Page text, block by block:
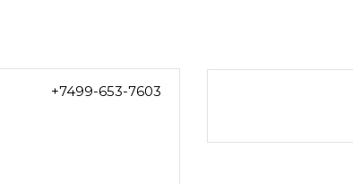
+7499-653-7603